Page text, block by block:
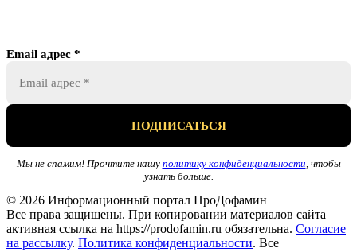
Email адрес *
Мы не спамим! Прочтите нашу политику конфиденциальности, чтобы
узнать больше.
© 2026 Информационный портал ПроДофамин
Все права защищены. При копировании материалов сайта
активная ссылка на https://prodofamin.ru обязательна. Согласие
на рассылку. Политика конфиденциальности. Все